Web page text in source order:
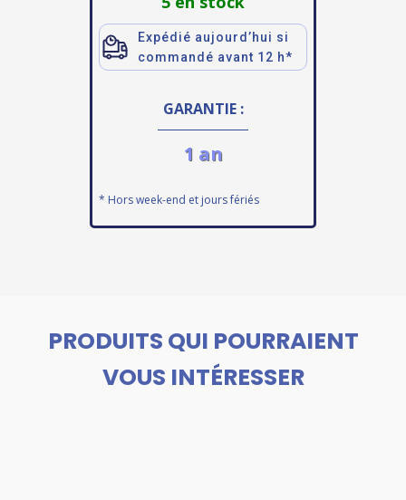
Expédié aujourd’hui si
commandé avant 12 h*
GARANTIE :
1 an
* Hors week-end et jours fériés
PRODUITS QUI POURRAIENT
VOUS INTÉRESSER